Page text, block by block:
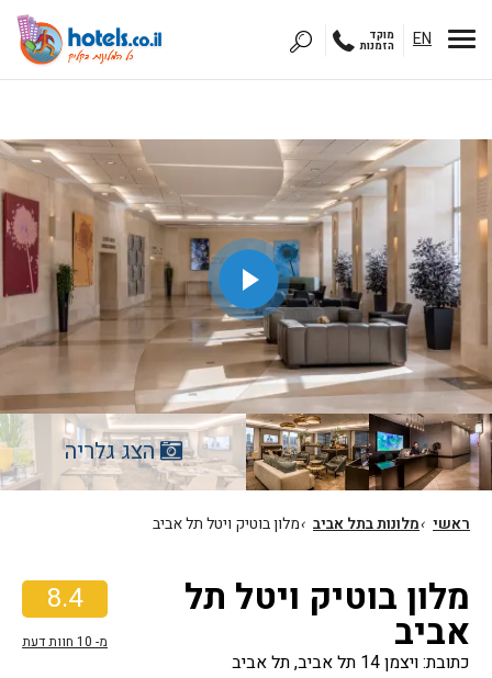
EN מוקד
הזמנות
הצג גלריה
ראשי ›מלונות בתל אביב ›מלון בוטיק ויטל תל אביב
8.4
מ- 10 חוות דעת
מלון בוטיק ויטל תל
אביב
כתובת: ויצמן 14 תל אביב, תל אביב